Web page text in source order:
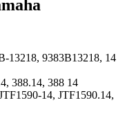
13218, 9383B13218, 14
388.14, 388 14
14, JTF1590.14,